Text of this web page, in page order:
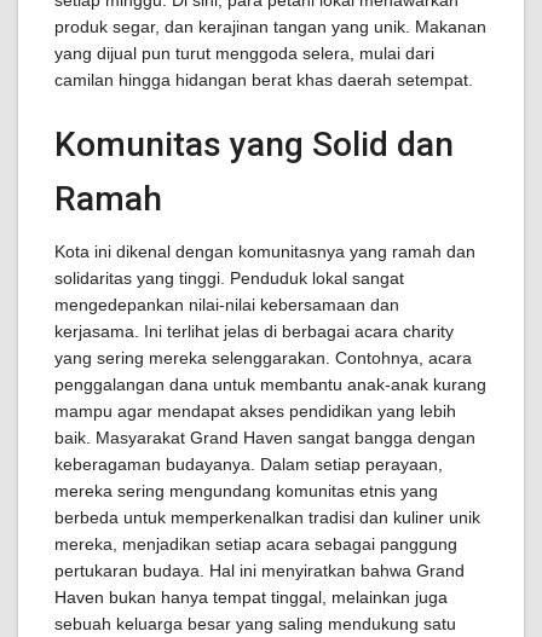
produk segar, dan kerajinan tangan yang unik. Makanan
yang dijual pun turut menggoda selera, mulai dari
camilan hingga hidangan berat khas daerah setempat.
Komunitas yang Solid dan
Ramah
Kota ini dikenal dengan komunitasnya yang ramah dan
solidaritas yang tinggi. Penduduk lokal sangat
mengedepankan nilai-nilai kebersamaan dan
kerjasama. Ini terlihat jelas di berbagai acara charity
yang sering mereka selenggarakan. Contohnya, acara
penggalangan dana untuk membantu anak-anak kurang
mampu agar mendapat akses pendidikan yang lebih
baik. Masyarakat Grand Haven sangat bangga dengan
keberagaman budayanya. Dalam setiap perayaan,
mereka sering mengundang komunitas etnis yang
berbeda untuk memperkenalkan tradisi dan kuliner unik
mereka, menjadikan setiap acara sebagai panggung
pertukaran budaya. Hal ini menyiratkan bahwa Grand
Haven bukan hanya tempat tinggal, melainkan juga
sebuah keluarga besar yang saling mendukung satu